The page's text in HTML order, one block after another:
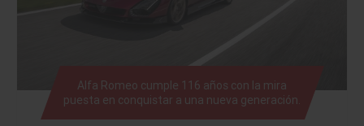
Alfa Romeo cumple 116 años con la mira
puesta en conquistar a una nueva generación.